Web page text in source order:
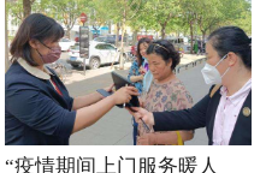
“疫情期间上门服务暖人